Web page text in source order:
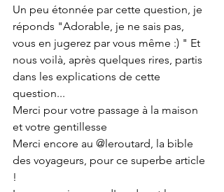
Un peu étonnée par cette question, je
réponds "Adorable, je ne sais pas,
vous en jugerez par vous même :) " Et
nous voilà, après quelques rires, partis
dans les explications de cette
question...
Merci pour votre passage à la maison
et votre gentillesse
Merci encore au @leroutard, la bible
des voyageurs, pour ce superbe article
!